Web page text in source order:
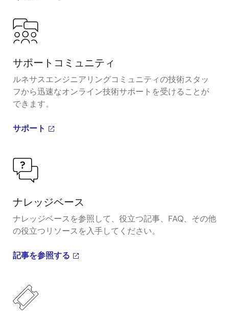
サポートコミュニティ
ルネサスエンジニアリングコミュニティの技術スタッ
フから迅速なオンライン技術サポートを受けることが
できます。
サポート
ナレッジベース
ナレッジベースを参照して、役立つ記事、FAQ、その他
の役立つリソースを入手してください。
記事を参照する